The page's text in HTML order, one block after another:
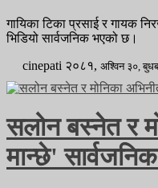
गायिका टिका प्रसाई र गायक
भिडियो सार्वजनिक भएको छ।
cinepati २०८१, अश्विन३०,
सलोन बस्नेत र
मान्छे' सार्वजनिक